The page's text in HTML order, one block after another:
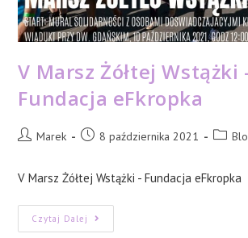
V Marsz Żółtej Wstążki
Fundacja eFkropka
PostMarek
Post8 października 2021
Post
V Marsz Żółtej Wstążki - Fundacja eFkropka
Czytaj Dalej V
Marsz